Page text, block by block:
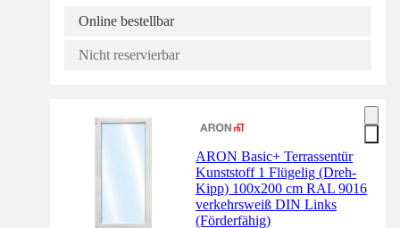
Online bestellbar
Nicht reservierbar
ARON Basic+ Terrassentür
Kunststoff 1 Flügelig (Dreh-
Kipp) 100x200 cm RAL 9016
verkehrsweiß DIN Links
(Förderfähig)